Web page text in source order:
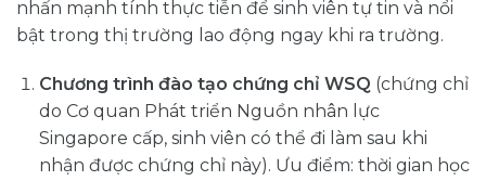
nhấn mạnh tính thực tiễn để sinh viên tự tin và nổi
bật trong thị trường lao động ngay khi ra trường.
Chương trình đào tạo chứng chỉ WSQ (chứng chỉ
do Cơ quan Phát triển Nguồn nhân lực
Singapore cấp, sinh viên có thể đi làm sau khi
nhận được chứng chỉ này). Ưu điểm: thời gian học